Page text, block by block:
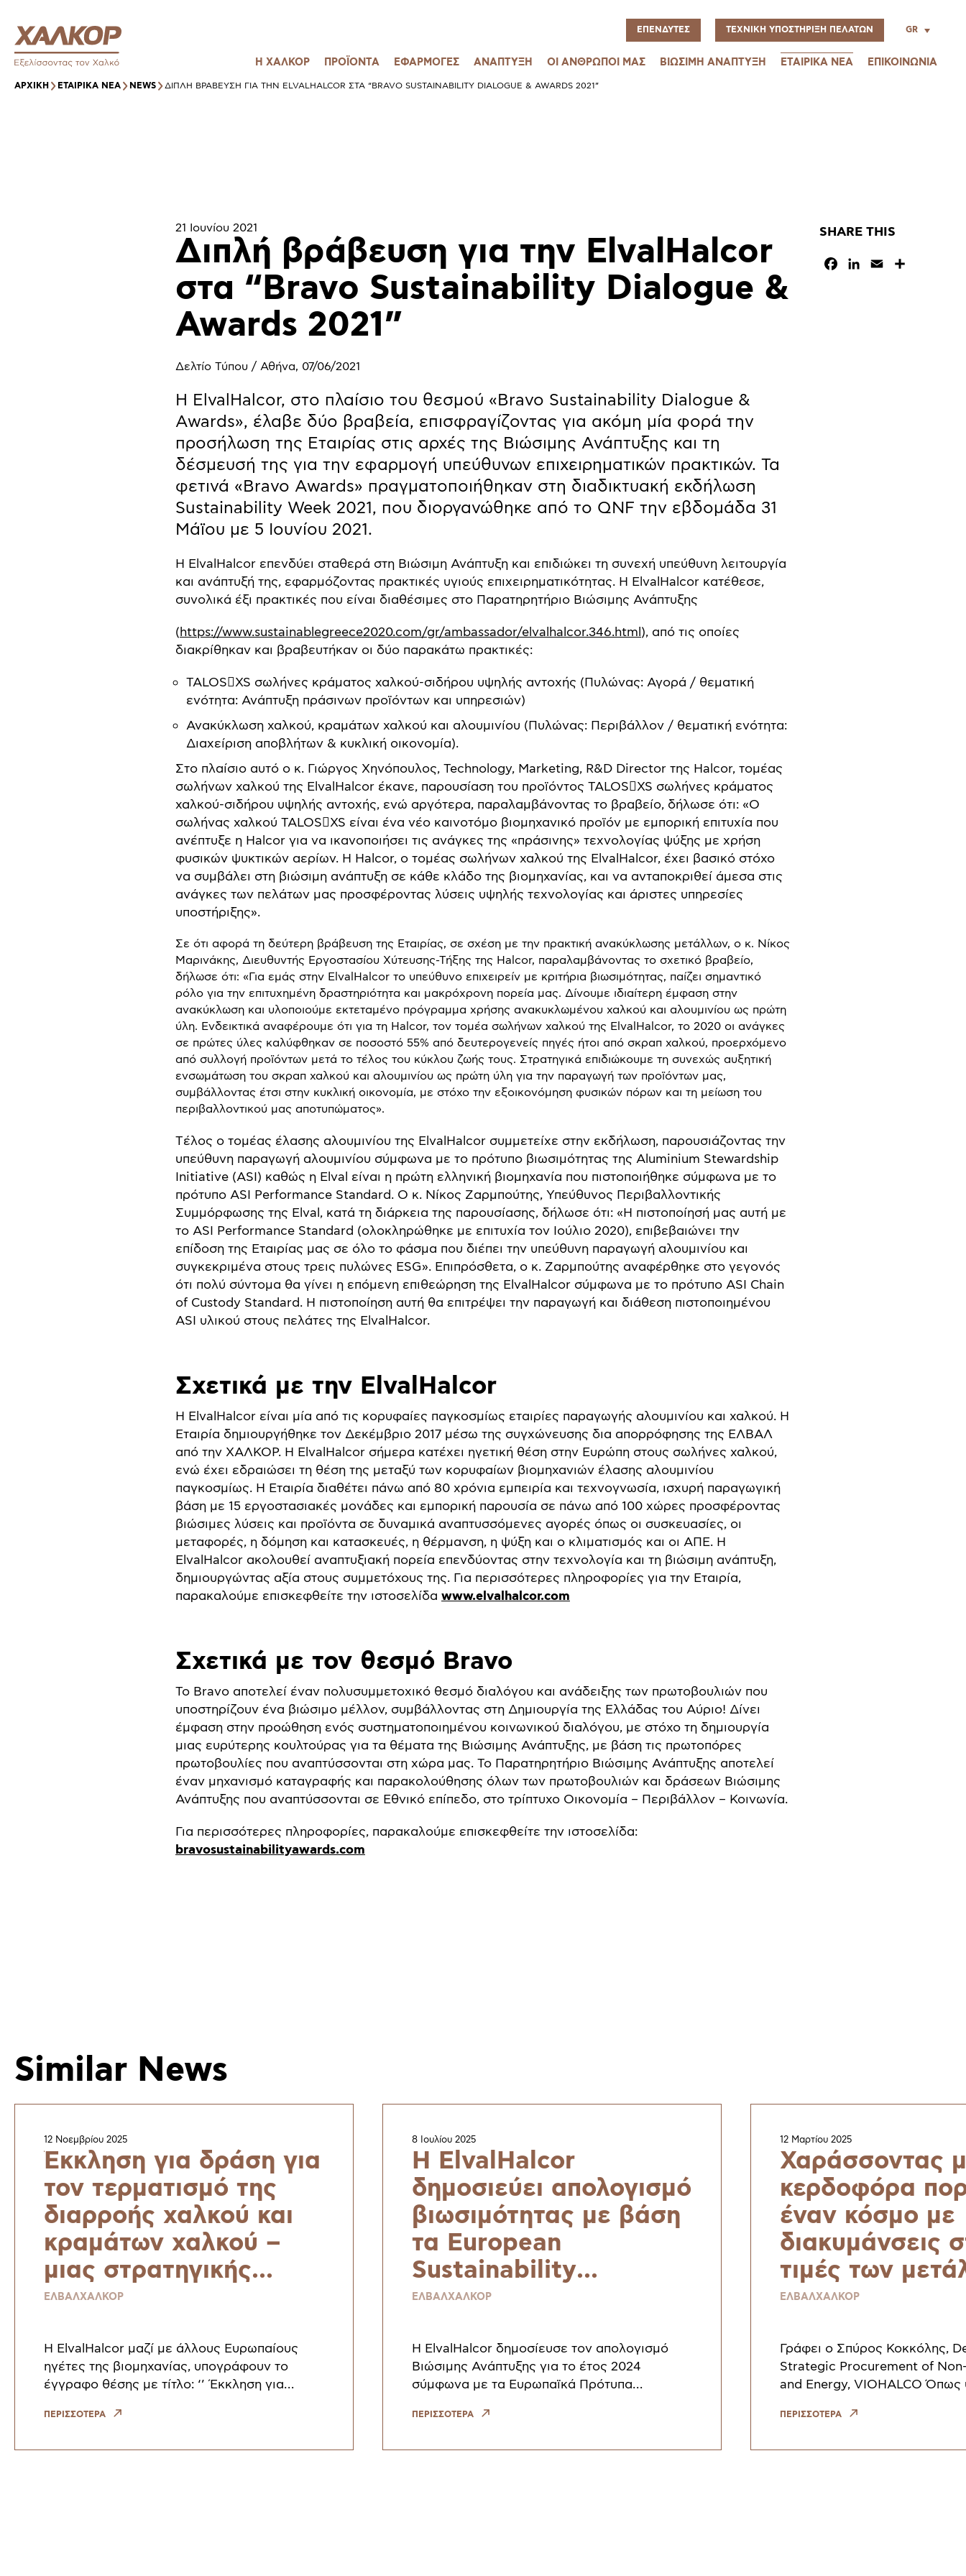
ΕΠΕΝΔΥΤΕΣ ΤΕΧΝΙΚΗ ΥΠΟΣΤΗΡΙΞΗ ΠΕΛΑΤΩΝ GR
Η ΧΑΛΚΟΡ ΠΡΟΪΟΝΤΑ ΕΦΑΡΜΟΓΕΣ ΑΝΑΠΤΥΞΗ ΟΙ ΑΝΘΡΩΠΟΙ ΜΑΣ ΒΙΩΣΙΜΗ ΑΝΑΠΤΥΞΗ ΕΤΑΙΡΙΚΑ ΝΕΑ ΕΠΙΚΟΙΝΩΝΙΑ
ΑΡΧΙΚΉ ΕΤΑΙΡΙΚΑ ΝΕΑ NEWS ΔΙΠΛΉ ΒΡΆΒΕΥΣΗ ΓΙΑ ΤΗΝ ELVALHALCOR ΣΤΑ “BRAVO SUSTAINABILITY DIALOGUE & AWARDS 2021”
21 Ιουνίου 2021
Διπλή βράβευση για την ElvalHalcor
στα “Bravo Sustainability Dialogue &
Awards 2021”
Δελτίο Τύπου / Αθήνα, 07/06/2021
Η ElvalHalcor, στο πλαίσιο του θεσμού «Bravo Sustainability Dialogue &
Awards», έλαβε δύο βραβεία, επισφραγίζοντας για ακόμη μία φορά την
προσήλωση της Εταιρίας στις αρχές της Βιώσιμης Ανάπτυξης και τη
δέσμευσή της για την εφαρμογή υπεύθυνων επιχειρηματικών πρακτικών. Τα
φετινά «Bravo Awards» πραγματοποιήθηκαν στη διαδικτυακή εκδήλωση
Sustainability Week 2021, που διοργανώθηκε από το QNF την εβδομάδα 31
Μάϊου με 5 Ιουνίου 2021.
Η ElvalHalcor επενδύει σταθερά στη Βιώσιμη Ανάπτυξη και επιδιώκει τη συνεχή υπεύθυνη λειτουργία
και ανάπτυξή της, εφαρμόζοντας πρακτικές υγιούς επιχειρηματικότητας. Η ElvalHalcor κατέθεσε,
συνολικά έξι πρακτικές που είναι διαθέσιμες στο Παρατηρητήριο Βιώσιμης Ανάπτυξης
(https://www.sustainablegreece2020.com/gr/ambassador/elvalhalcor.346.html), από τις οποίες
διακρίθηκαν και βραβευτήκαν οι δύο παρακάτω πρακτικές:
TALOSXS σωλήνες κράματος χαλκού-σιδήρου υψηλής αντοχής (Πυλώνας: Αγορά / θεματική
ενότητα: Ανάπτυξη πράσινων προϊόντων και υπηρεσιών)
Ανακύκλωση χαλκού, κραμάτων χαλκού και αλουμινίου (Πυλώνας: Περιβάλλον / θεματική ενότητα:
Διαχείριση αποβλήτων & κυκλική οικονομία).
Στο πλαίσιο αυτό ο κ. Γιώργος Χηνόπουλος, Technology, Marketing, R&D Director της Halcor, τομέας
σωλήνων χαλκού της ElvalHalcor έκανε, παρουσίαση του προϊόντος TALOSXS σωλήνες κράματος
χαλκού-σιδήρου υψηλής αντοχής, ενώ αργότερα, παραλαμβάνοντας το βραβείο, δήλωσε ότι: «Ο
σωλήνας χαλκού TALOSXS είναι ένα νέο καινοτόμο βιομηχανικό προϊόν με εμπορική επιτυχία που
ανέπτυξε η Halcor για να ικανοποιήσει τις ανάγκες της «πράσινης» τεχνολογίας ψύξης με χρήση
φυσικών ψυκτικών αερίων. Η Halcor, ο τομέας σωλήνων χαλκού της ElvalHalcor, έχει βασικό στόχο
να συμβάλει στη βιώσιμη ανάπτυξη σε κάθε κλάδο της βιομηχανίας, και να ανταποκριθεί άμεσα στις
ανάγκες των πελάτων μας προσφέροντας λύσεις υψηλής τεχνολογίας και άριστες υπηρεσίες
υποστήριξης».
Σε ότι αφορά τη δεύτερη βράβευση της Εταιρίας, σε σχέση με την πρακτική ανακύκλωσης μετάλλων, ο κ. Νίκος
Μαρινάκης, Διευθυντής Εργοστασίου Χύτευσης-Τήξης της Halcor, παραλαμβάνοντας το σχετικό βραβείο,
δήλωσε ότι: «Για εμάς στην ElvalHalcor το υπεύθυνο επιχειρείν με κριτήρια βιωσιμότητας, παίζει σημαντικό
ρόλο για την επιτυχημένη δραστηριότητα και μακρόχρονη πορεία μας. Δίνουμε ιδιαίτερη έμφαση στην
ανακύκλωση και υλοποιούμε εκτεταμένο πρόγραμμα χρήσης ανακυκλωμένου χαλκού και αλουμινίου ως πρώτη
ύλη. Ενδεικτικά αναφέρουμε ότι για τη Halcor, τον τομέα σωλήνων χαλκού της ElvalHalcor, το 2020 οι ανάγκες
σε πρώτες ύλες καλύφθηκαν σε ποσοστό 55% από δευτερογενείς πηγές ήτοι από σκραπ χαλκού, προερχόμενο
από συλλογή προϊόντων μετά το τέλος του κύκλου ζωής τους. Στρατηγικά επιδιώκουμε τη συνεχώς αυξητική
ενσωμάτωση του σκραπ χαλκού και αλουμινίου ως πρώτη ύλη για την παραγωγή των προϊόντων μας,
συμβάλλοντας έτσι στην κυκλική οικονομία, με στόχο την εξοικονόμηση φυσικών πόρων και τη μείωση του
περιβαλλοντικού μας αποτυπώματος».
Tέλος ο τομέας έλασης αλουμινίου της ElvalHalcor συμμετείχε στην εκδήλωση, παρουσιάζοντας την
υπεύθυνη παραγωγή αλουμινίου σύμφωνα με το πρότυπο βιωσιμότητας της Aluminium Stewardship
Initiative (ASI) καθώς η Elval είναι η πρώτη ελληνική βιομηχανία που πιστοποιήθηκε σύμφωνα με το
πρότυπο ASI Performance Standard. Ο κ. Νίκος Ζαρμπούτης, Υπεύθυνος Περιβαλλοντικής
Συμμόρφωσης της Elval, κατά τη διάρκεια της παρουσίασης, δήλωσε ότι: «Η πιστοποίησή μας αυτή με
το ASI Performance Standard (ολοκληρώθηκε με επιτυχία τον Ιούλιο 2020), επιβεβαιώνει την
επίδοση της Εταιρίας μας σε όλο το φάσμα που διέπει την υπεύθυνη παραγωγή αλουμινίου και
συγκεκριμένα στους τρεις πυλώνες ESG». Επιπρόσθετα, o κ. Ζαρμπούτης αναφέρθηκε στο γεγονός
ότι πολύ σύντομα θα γίνει η επόμενη επιθεώρηση της ElvalHalcor σύμφωνα με το πρότυπο ASI Chain
of Custody Standard. Η πιστοποίηση αυτή θα επιτρέψει την παραγωγή και διάθεση πιστοποιημένου
ASI υλικού στους πελάτες της ElvalHalcor.
Σχετικά με την ElvalHalcor
Η ElvalHalcor είναι μία από τις κορυφαίες παγκοσμίως εταιρίες παραγωγής αλουμινίου και χαλκού. Η
Εταιρία δημιουργήθηκε τον Δεκέμβριο 2017 μέσω της συγχώνευσης δια απορρόφησης της ΕΛΒΑΛ
από την ΧΑΛΚΟΡ. Η ElvalHalcor σήμερα κατέχει ηγετική θέση στην Ευρώπη στους σωλήνες χαλκού,
ενώ έχει εδραιώσει τη θέση της μεταξύ των κορυφαίων βιομηχανιών έλασης αλουμινίου
παγκοσμίως. Η Εταιρία διαθέτει πάνω από 80 χρόνια εμπειρία και τεχνογνωσία, ισχυρή παραγωγική
βάση με 15 εργοστασιακές μονάδες και εμπορική παρουσία σε πάνω από 100 χώρες προσφέροντας
βιώσιμες λύσεις και προϊόντα σε δυναμικά αναπτυσσόμενες αγορές όπως οι συσκευασίες, οι
μεταφορές, η δόμηση και κατασκευές, η θέρμανση, η ψύξη και ο κλιματισμός και οι ΑΠΕ. Η
ElvalHalcor ακολουθεί αναπτυξιακή πορεία επενδύοντας στην τεχνολογία και τη βιώσιμη ανάπτυξη,
δημιουργώντας αξία στους συμμετόχους της. Για περισσότερες πληροφορίες για την Εταιρία,
παρακαλούμε επισκεφθείτε την ιστοσελίδα www.elvalhalcor.com
Σχετικά με τον θεσμό Bravo
Το Bravo αποτελεί έναν πολυσυμμετοχικό θεσμό διαλόγου και ανάδειξης των πρωτοβουλιών που
υποστηρίζουν ένα βιώσιμο μέλλον, συμβάλλοντας στη Δημιουργία της Ελλάδας του Αύριο! Δίνει
έμφαση στην προώθηση ενός συστηματοποιημένου κοινωνικού διαλόγου, με στόχο τη δημιουργία
μιας ευρύτερης κουλτούρας για τα θέματα της Βιώσιμης Ανάπτυξης, με βάση τις πρωτοπόρες
πρωτοβουλίες που αναπτύσσονται στη χώρα μας. Το Παρατηρητήριο Βιώσιμης Ανάπτυξης αποτελεί
έναν μηχανισμό καταγραφής και παρακολούθησης όλων των πρωτοβουλιών και δράσεων Βιώσιμης
Ανάπτυξης που αναπτύσσονται σε Εθνικό επίπεδο, στο τρίπτυχο Οικονομία – Περιβάλλον – Κοινωνία.
Για περισσότερες πληροφορίες, παρακαλούμε επισκεφθείτε την ιστοσελίδα:
bravosustainabilityawards.com
SHARE THIS
FacebookLinkedIn
Email
Similar News
12 Νοεμβρίου 2025
Έκκληση για δράση για
τον τερματισμό της
διαρροής χαλκού και
κραμάτων χαλκού –
μιας στρατηγικής
πρώτης ύλης για μια
Ευρώπη
ΕΛΒΑΛΧΑΛΚΟΡ
Η ElvalHalcor μαζί με άλλους Ευρωπαίους
ηγέτες της βιομηχανίας, υπογράφουν το
έγγραφο θέσης με τίτλο: ‘’ Έκκληση για
χαλκού και κραμάτων χαλκού – μιας στρατηγ
ΠΕΡΙΣΣΟΤΕΡΑ
8 Ιουλίου 2025
H ElvalHalcor
δημοσιεύει απολογισμό
βιωσιμότητας με βάση
τα European
Sustainability
Reporting Standards
CSRD
ΕΛΒΑΛΧΑΛΚΟΡ
H ElvalHalcor δημοσίευσε τον απολογισμό
Βιώσιμης Ανάπτυξης για το έτος 2024
σύμφωνα με τα Ευρωπαϊκά Πρότυπα
Sustainability Reporting Standards – ESRS). Ο
ΠΕΡΙΣΣΟΤΕΡΑ
12 Μαρτίου 2025
Χαράσσοντας
κερδοφόρα
έναν κόσμο με
διακυμάνσεις
τιμές των
ΕΛΒΑΛΧΑΛΚΟΡ
Γράφει ο Σπύρος Κοκκόλης,
Strategic Procurement of
and Energy, VIOHALCO Όπως
διαβάσετε το άρθρο), θα
ΠΕΡΙΣΣΟΤΕΡΑ